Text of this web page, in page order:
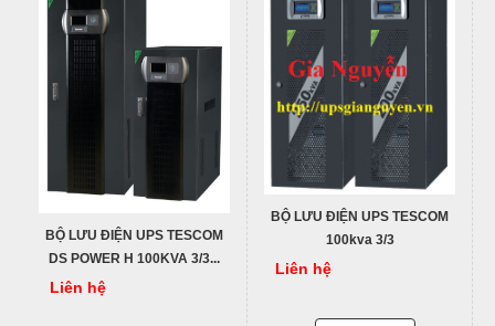
BỘ LƯU ĐIỆN UPS TESCOM
DS POWER H 100KVA 3/3...
Liên hệ
BỘ LƯU ĐIỆN UPS TESCOM
100kva 3/3
Liên hệ